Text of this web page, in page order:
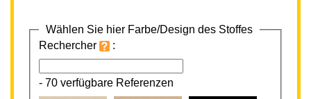
Wählen Sie hier Farbe/Design des Stoffes
Rechercher
:
- 70 verfügbare Referenzen